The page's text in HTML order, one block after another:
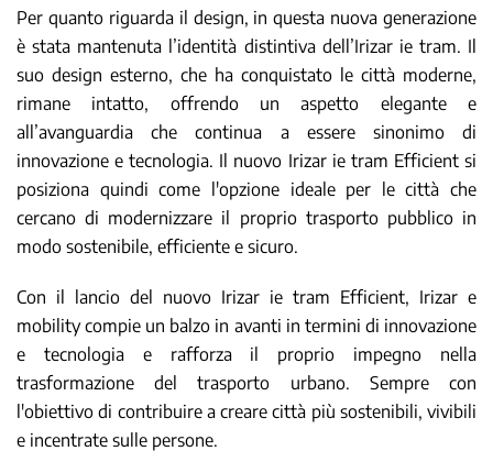
Per quanto riguarda il design, in questa nuova generazione
è stata mantenuta l’identità distintiva dell’Irizar ie tram. Il
suo design esterno, che ha conquistato le città moderne,
rimane intatto, offrendo un aspetto elegante e
all’avanguardia che continua a essere sinonimo di
innovazione e tecnologia. Il nuovo Irizar ie tram Efficient si
posiziona quindi come l'opzione ideale per le città che
cercano di modernizzare il proprio trasporto pubblico in
modo sostenibile, efficiente e sicuro.
Con il lancio del nuovo Irizar ie tram Efficient, Irizar e
mobility compie un balzo in avanti in termini di innovazione
e tecnologia e rafforza il proprio impegno nella
trasformazione del trasporto urbano. Sempre con
l'obiettivo di contribuire a creare città più sostenibili, vivibili
e incentrate sulle persone.